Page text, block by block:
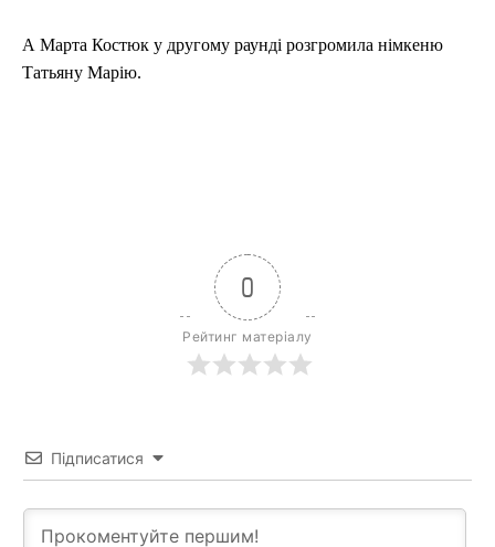
А Марта Костюк у другому раунді розгромила німкеню
Татьяну Марію.
0
Рейтинг матеріалу
Підписатися